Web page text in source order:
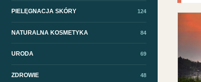
PIELĘGNACJA SKÓRY 124
NATURALNA KOSMETYKA 84
URODA 69
ZDROWIE 48